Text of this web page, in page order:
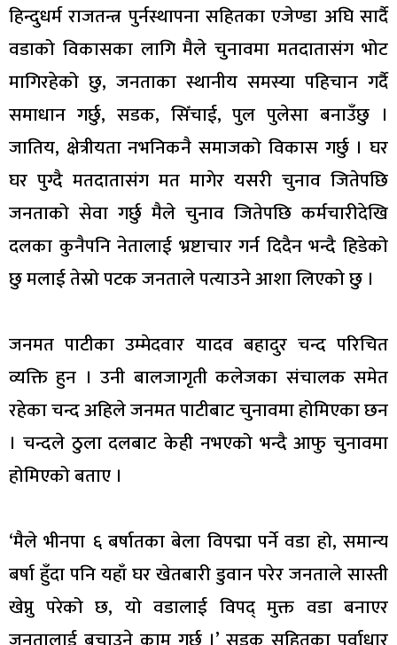
हिन्दुधर्म राजतन्त्र पुर्नस्थापना सहितका एजेण्डा अघि सार्दै
वडाको विकासका लागि मैले चुनावमा मतदातासंग भोट
मागिरहेको छु, जनताका स्थानीय समस्या पहिचान गर्दै
समाधान गर्छु, सडक, सिँचाई, पुल पुलेसा बनाउँछु ।
जातिय, क्षेत्रीयता नभनिकनै समाजको विकास गर्छु । घर
घर पुग्दै मतदातासंग मत मागेर यसरी चुनाव जितेपछि
जनताको सेवा गर्छु मैले चुनाव जितेपछि कर्मचारीदेखि
दलका कुनैपनि नेतालाई भ्रष्टाचार गर्न दिदैन भन्दै हिडेको
छु मलाई तेस्रो पटक जनताले पत्याउने आशा लिएको छु ।
जनमत पाटीका उम्मेदवार यादव बहादुर चन्द परिचित
व्यक्ति हुन । उनी बालजागृती कलेजका संचालक समेत
रहेका चन्द अहिले जनमत पाटीबाट चुनावमा होमिएका छन
। चन्दले ठुला दलबाट केही नभएको भन्दै आफु चुनावमा
होमिएको बताए ।
‘मैले भीनपा ६ बर्षातका बेला विपद्मा पर्ने वडा हो, समान्य
बर्षा हुँदा पनि यहाँ घर खेतबारी डुवान परेर जनताले सास्ती
खेप्नु परेको छ, यो वडालाई विपद् मुक्त वडा बनाएर